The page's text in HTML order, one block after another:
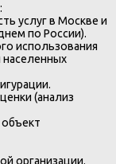
:
услуг в Москве и
по России).
использования
населенных
(анализ
организации.